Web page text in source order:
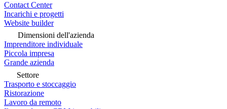
Contact Center
Incarichi e progetti
Website builder
Dimensioni dell'azienda
Imprenditore individuale
Piccola impresa
Grande azienda
Settore
Trasporto e stoccaggio
Ristorazione
Lavoro da remoto